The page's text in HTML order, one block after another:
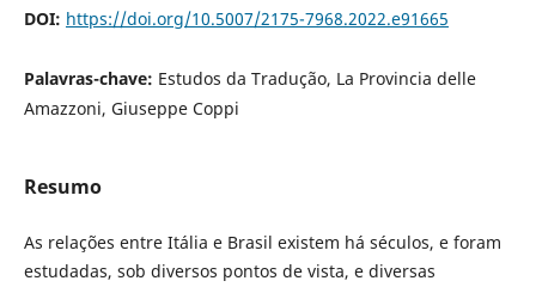
DOI: https://doi.org/10.5007/2175-7968.2022.e91665
Palavras-chave: Estudos da Tradução, La Provincia delle
Amazzoni, Giuseppe Coppi
Resumo
As relações entre Itália e Brasil existem há séculos, e foram
estudadas, sob diversos pontos de vista, e diversas